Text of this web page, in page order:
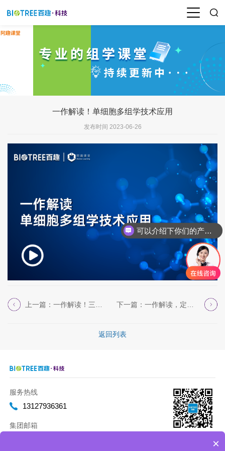
一作解读！单细胞多组学技术应用
发布时间 2023-06-26
上一篇：一作解读！三阴性乳腺癌铁死亡异质性的揭示
返回列表
下一篇：一作解读，定量代谢组学临床应用
服务热线
13127936361
集团邮箱
可以介绍下你们的产品么
×